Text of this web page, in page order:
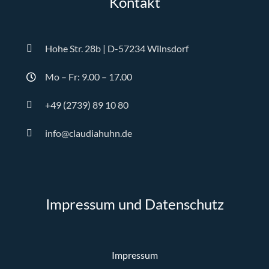
Hohe Str. 28b | D-57234 Wilnsdorf
Mo – Fr: 9.00 – 17.00
+49 (2739) 89 10 80
info@claudiahuhn.de
Impressum und Datenschutz
Impressum